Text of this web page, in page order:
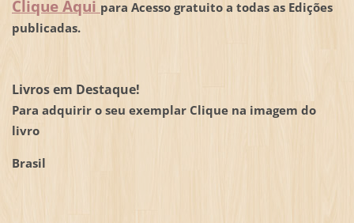
Clique Aqui para Acesso gratuito a todas as Edições
publicadas.
Livros em Destaque!
Para adquirir o seu exemplar Clique na imagem do
livro
Brasil